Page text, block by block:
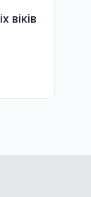
віків